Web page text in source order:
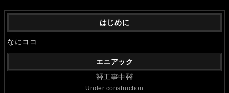
はじめに
なにココ
エニアック
🚧工事中🚧
Under construction